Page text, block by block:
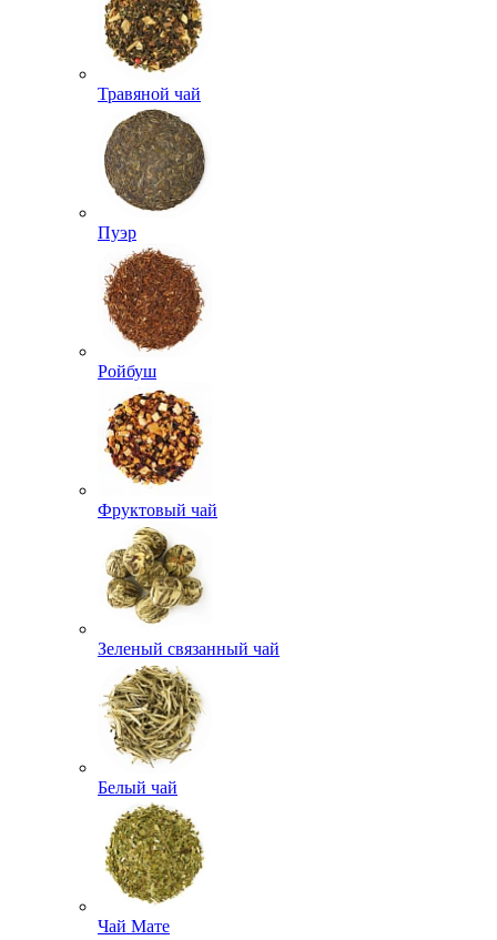
Травяной чай
Пуэр
Ройбуш
Фруктовый чай
Зеленый связанный чай
Белый чай
Чай Мате